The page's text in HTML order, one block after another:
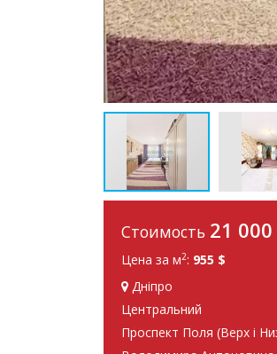
Стоимость 21 000
Цена за м2: 955 $
Дніпро
Центральний
Проспект Поля (Верх і